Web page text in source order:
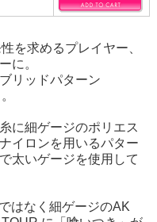
を求めるプレイヤー、
に。
リッドパターン
に細ゲージのポリエス
イロンを用いるパター
太いゲージを使用して
はなく細ゲージのAK